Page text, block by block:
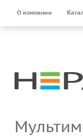
О компании